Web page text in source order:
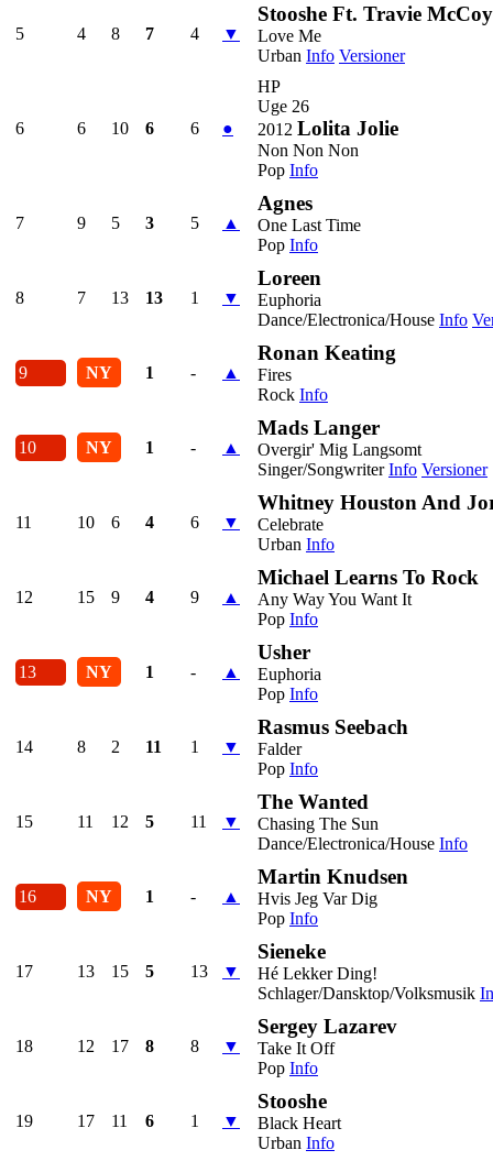
5 4 8 7 4 ▼
Stooshe Ft. Travie McCoy
Love Me
Urban Info Versioner
6 6 10 6 6 ●
HP
Uge 26
2012 Lolita Jolie
Non Non Non
Pop Info
7 9 5 3 5 ▲
Agnes
One Last Time
Pop Info
8 7 13 13 1 ▼
Loreen
Euphoria
Dance/Electronica/House Info
9 NY 1 - ▲
Ronan Keating
Fires
Rock Info
10 NY 1 - ▲
Mads Langer
Overgir' Mig Langsomt
Singer/Songwriter Info Versioner
11 10 6 4 6 ▼
Whitney Houston And
Celebrate
Urban Info
12 15 9 4 9 ▲
Michael Learns To Rock
Any Way You Want It
Pop Info
13 NY 1 - ▲
Usher
Euphoria
Pop Info
14 8 2 11 1 ▼
Rasmus Seebach
Falder
Pop Info
15 11 12 5 11 ▼
The Wanted
Chasing The Sun
Dance/Electronica/House Info
16 NY 1 - ▲
Martin Knudsen
Hvis Jeg Var Dig
Pop Info
17 13 15 5 13 ▼
Sieneke
Hé Lekker Ding!
Schlager/Dansktop/Volksmusik
18 12 17 8 8 ▼
Sergey Lazarev
Take It Off
Pop Info
19 17 11 6 1 ▼
Stooshe
Black Heart
Urban Info